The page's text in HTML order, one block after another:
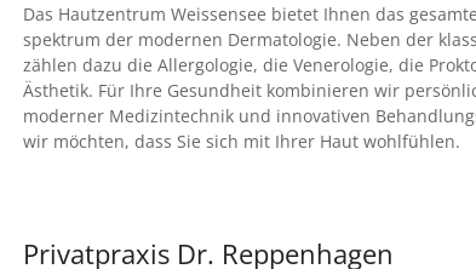
Das Hautzentrum Weissensee bietet Ihnen das
spektrum der modernen Dermatologie. Neben der
zählen dazu die Allergo­logie, die Venerologie, die
Ästhetik. Für Ihre Gesund­heit kom­binieren wir
moderner Medizin­technik und innovativen
wir möchten, dass Sie sich mit Ihrer Haut wohl­fühlen.
Privatpraxis Dr. Reppenhagen